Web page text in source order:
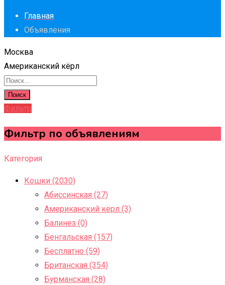
Главная
Объявления
Москва
Американский кёрл
Поиск
Фильтр
Фильтр по объявлениям
Категория
Кошки (2030)
Абиссинская (27)
Американский кёрл (3)
Балинез (0)
Бенгальская (157)
Бесплатно (59)
Британская (354)
Бурманская (28)